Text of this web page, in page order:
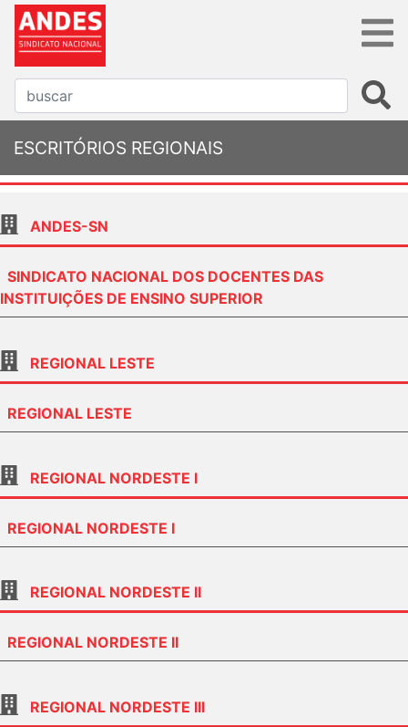
ESCRITÓRIOS REGIONAIS
ANDES-SN
SINDICATO NACIONAL DOS DOCENTES DAS
INSTITUIÇÕES DE ENSINO SUPERIOR
REGIONAL LESTE
REGIONAL LESTE
REGIONAL NORDESTE I
REGIONAL NORDESTE I
REGIONAL NORDESTE II
REGIONAL NORDESTE II
REGIONAL NORDESTE III